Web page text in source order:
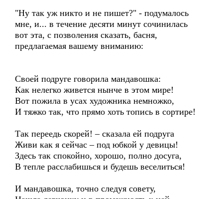
"Ну так уж никто и не пишет?" - подумалось
мне, и... в течение десяти минут сочинилась
вот эта, с позволения сказать, басня,
предлагаемая вашему вниманию:
Своей подруге говорила мандавошка:
Как нелегко живется нынче в этом мире!
Вот пожила в усах художника немножко,
И тяжко так, что прямо хоть топись в сортире!
Так переедь скорей! – сказала ей подруга
Живи как я сейчас – под юбкой у девицы!
Здесь так спокойно, хорошо, полно досуга,
В тепле расслабишься и будешь веселиться!
И мандавошка, точно следуя совету,